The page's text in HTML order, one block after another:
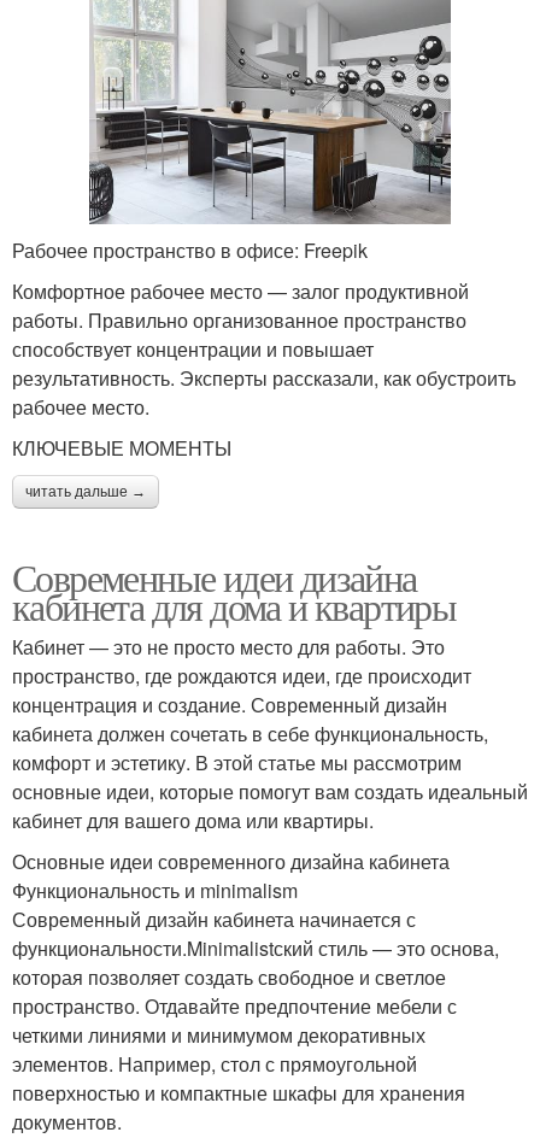
Рабочее пространство в офисе: Freepik
Комфортное рабочее место — залог продуктивной
работы. Правильно организованное пространство
способствует концентрации и повышает
результативность. Эксперты рассказали, как обустроить
рабочее место.
КЛЮЧЕВЫЕ МОМЕНТЫ
читать дальше →
Современные идеи дизайна
кабинета для дома и квартиры
Кабинет — это не просто место для работы. Это
пространство, где рождаются идеи, где происходит
концентрация и создание. Современный дизайн
кабинета должен сочетать в себе функциональность,
комфорт и эстетику. В этой статье мы рассмотрим
основные идеи, которые помогут вам создать идеальный
кабинет для вашего дома или квартиры.
Основные идеи современного дизайна кабинета
Функциональность и minimalism
Современный дизайн кабинета начинается с
функциональности.Minimalistский стиль — это основа,
которая позволяет создать свободное и светлое
пространство. Отдавайте предпочтение мебели с
четкими линиями и минимумом декоративных
элементов. Например, стол с прямоугольной
поверхностью и компактные шкафы для хранения
документов.